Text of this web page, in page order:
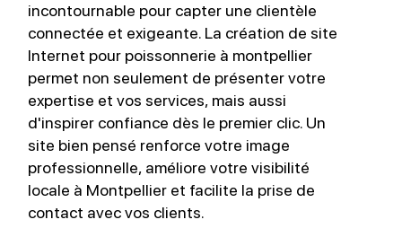
incontournable pour capter une clientèle
connectée et exigeante. La création de site
Internet pour poissonnerie à montpellier
permet non seulement de présenter votre
expertise et vos services, mais aussi
d'inspirer confiance dès le premier clic. Un
site bien pensé renforce votre image
professionnelle, améliore votre visibilité
locale à Montpellier et facilite la prise de
contact avec vos clients.